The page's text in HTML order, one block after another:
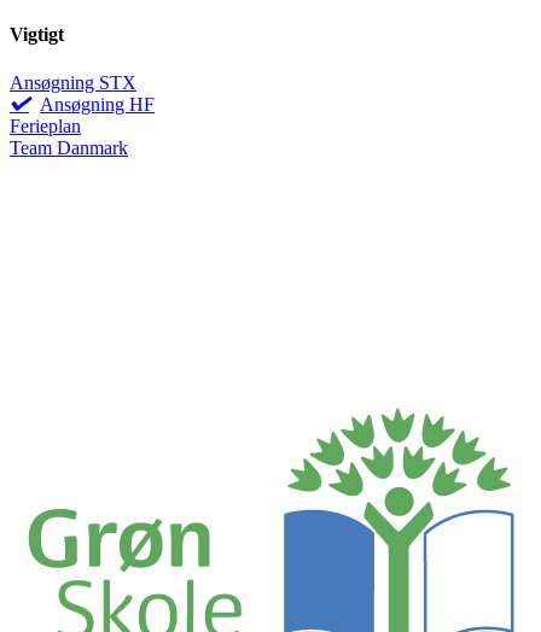
Vigtigt
Ansøgning STX
Ansøgning HF
Ferieplan
Team Danmark